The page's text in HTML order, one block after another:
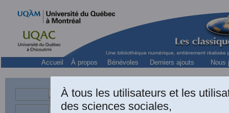
Accueil À propos Bénévoles Derniers ajouts Nous
À tous les utilisateurs et les
des sciences sociales,